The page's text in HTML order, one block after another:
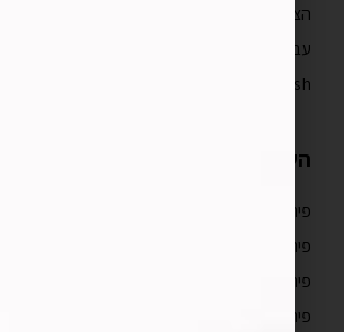
הצהרת נגישות
עברית
English
השירותים שלנו
פיתוח אפליקציות לאייפון
פיתוח אפליקציות לאנדרואיד
פיתוח אפליקציות מובייל
פיתוח אפליקציות ווב